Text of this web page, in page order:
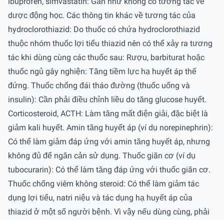
dược động học. Các thông tin khác về tương tác của
hydroclorothiazid: Do thuốc có chứa hydroclorothiazid
thuộc nhóm thuốc lợi tiểu thiazid nên có thể xảy ra tương
tác khi dùng cùng các thuốc sau: Rượu, barbiturat hoặc
thuốc ngủ gây nghiện: Tăng tiềm lực hạ huyết áp thế
đứng. Thuốc chống đái tháo đường (thuốc uống và
insulin): Cần phải điều chỉnh liều do tăng glucose huyết.
Corticosteroid, ACTH: Làm tăng mất điện giải, đặc biệt là
giảm kali huyết. Amin tăng huyết áp (ví dụ norepinephrin):
Có thể làm giảm đáp ứng với amin tăng huyết áp, nhưng
không đủ để ngăn cản sử dụng. Thuốc giãn cơ (ví dụ
tubocurarin): Có thể làm tăng đáp ứng với thuốc giãn cơ.
Thuốc chống viêm không steroid: Có thể làm giảm tác
dụng lợi tiểu, natri niệu và tác dụng hạ huyết áp của
thiazid ở một số người bệnh. Vì vậy nếu dùng cùng, phải